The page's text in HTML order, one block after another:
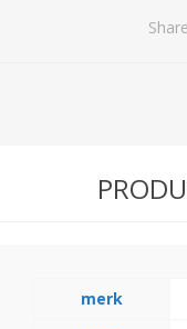
Share
merk